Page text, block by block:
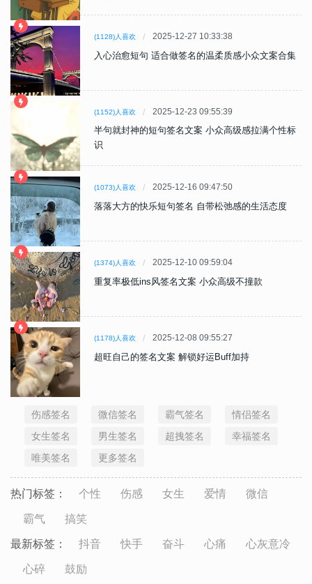
(1128)人喜欢 2025-12-27 10:33:38
入心治愈短句 适合做签名的温柔质感小众文案合集
(1152)人喜欢 2025-12-23 09:55:39
半句就封神的短句签名文案 小众高级感拉满个性标
识
(1073)人喜欢 2025-12-16 09:47:50
落落大方的快乐短句签名 自带松弛感的生活态度
(1374)人喜欢 2025-12-10 09:59:04
重复率极低ins风签名文案 小众高级不撞款
(1178)人喜欢 2025-12-08 09:55:27
超旺自己的签名文案 解锁好运Buff加持
伤感签名 微信签名 霸气签名
情侣签名
女生签名
男生签名 超拽签名
幸福签名
唯美签名
更多签名
热门标签： 个性 伤感 女生 爱情 微信
霸气 搞笑
最新标签： 抖音 快手 奋斗 心痛 心灰意冷
心碎 鼓励